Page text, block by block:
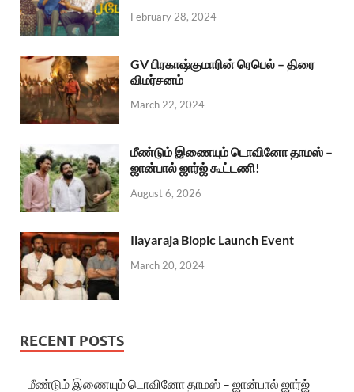
February 28, 2024
GV பிரகாஷ்குமாரின் ரெபெல் – திரை
விமர்சனம்
March 22, 2024
மீண்டும் இணையும் டொவினோ தாமஸ் –
ஜான்பால் ஜார்ஜ் கூட்டணி!
August 6, 2026
Ilayaraja Biopic Launch Event
March 20, 2024
RECENT POSTS
மீண்டும் இணையும் டொவினோ தாமஸ் – ஜான்பால் ஜார்ஜ்